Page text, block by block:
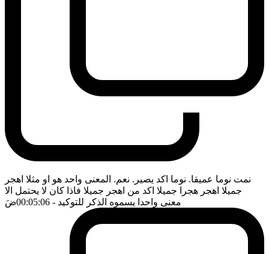
نمت نوما عميقا. نوما اكد يصير. نعم. المعنى واحد هو او مثلا اهجر
جميلا اهجر هجرا جميلا اكد من اهجر جميلا فاذا كان لا يحتمل الا
معنى واحدا يسموه الذكر للتوكيد - 00:05:06 ضَ